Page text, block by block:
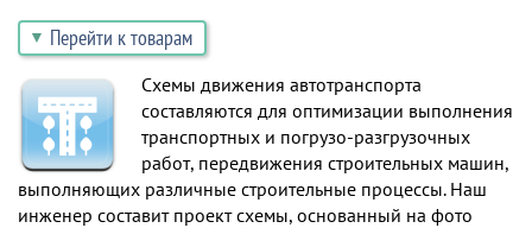
Поставщикам
Обзоры
Контакты
Перейти к товарам
Схемы движения автотранспорта
составляются для оптимизации выполнения
транспортных и погрузо-разгрузочных
работ, передвижения строительных машин,
выполняющих различные строительные процессы. Наш
инженер составит проект схемы, основанный на фото